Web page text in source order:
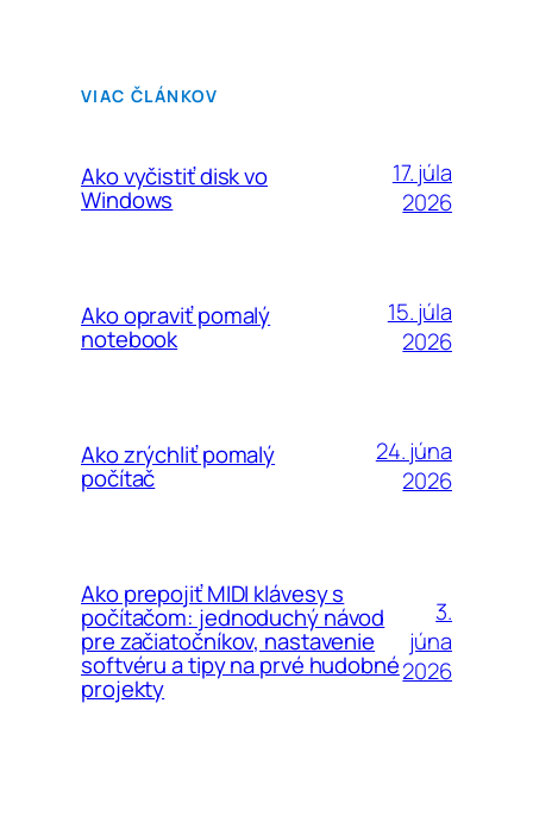
VIAC ČLÁNKOV
Ako vyčistiť disk vo
Windows
17. júla
2026
Ako opraviť pomalý
notebook
15. júla
2026
Ako zrýchliť pomalý
počítač
24. júna
2026
Ako prepojiť MIDI klávesy s
počítačom: jednoduchý návod
pre začiatočníkov, nastavenie
softvéru a tipy na prvé hudobné
projekty
3.
júna
2026